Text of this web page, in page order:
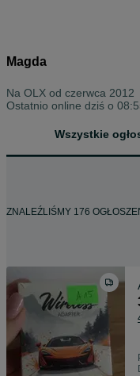
Magda
Na OLX od czerwca 2012
Ostatnio online dziś o
Wszystkie
ZNALEŹLIŚMY 176